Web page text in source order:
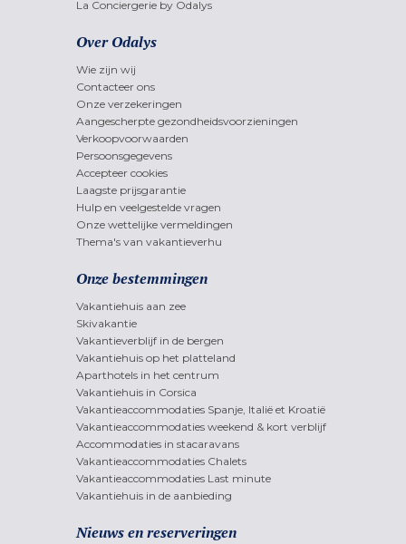
La Conciergerie by Odalys
Over Odalys
Wie zijn wij
Contacteer ons
Onze verzekeringen
Aangescherpte gezondheidsvoorzieningen
Verkoopvoorwaarden
Persoonsgegevens
Accepteer cookies
Laagste prijsgarantie
Hulp en veelgestelde vragen
Onze wettelijke vermeldingen
Thema's van vakantieverhu
Onze bestemmingen
Vakantiehuis aan zee
Skivakantie
Vakantieverblijf in de bergen
Vakantiehuis op het platteland
Aparthotels in het centrum
Vakantiehuis in Corsica
Vakantieaccommodaties Spanje, Italië et Kroatië
Vakantieaccommodaties weekend & kort verblijf
Accommodaties in stacaravans
Vakantieaccommodaties Chalets
Vakantieaccommodaties Last minute
Vakantiehuis in de aanbieding
Nieuws en reserveringen